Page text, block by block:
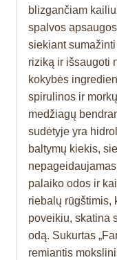
blizgančiam
spalvos
siekiant
riziką ir išsaugoti
kokybės
spirulinos ir
medžiagų
sudėtyje yra
baltymų kiekis,
palaiko odos ir
riebalų rūgštimis,
poveikiu, skatina
odą. Sukurtas
remiantis